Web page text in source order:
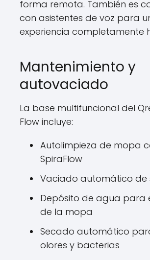
forma remota. También es
con asistentes de voz para
experiencia completamente
Mantenimiento y
autovaciado
La base multifuncional del
Flow incluye:
Autolimpieza de mopa
SpiraFlow
Vaciado automático de
Depósito de agua para
de la mopa
Secado automático
olores y bacterias